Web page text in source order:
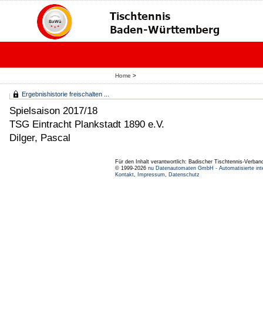
Home >
Ergebnishistorie freischalten ...
Spielsaison 2017/18
TSG Eintracht Plankstadt 1890 e.V.
Dilger, Pascal
Für den Inhalt verantwortlich: Badischer Tischtennis-
© 1999-2026 nu Datenautomaten GmbH - Automatisierte
Kontakt, Impressum, Datenschutz